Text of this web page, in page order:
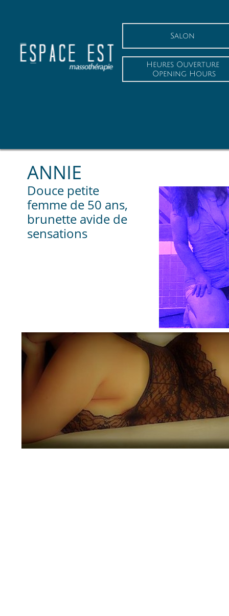
Salon
Heures Ouverture
Opening Hours
ANNIE
Douce petite
femme de 50 ans,
brunette avide de
sensations